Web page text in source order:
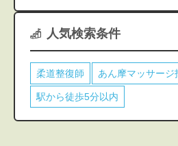
人気検索条件
柔道整復師 あん摩マッサージ
駅から徒歩5分以内